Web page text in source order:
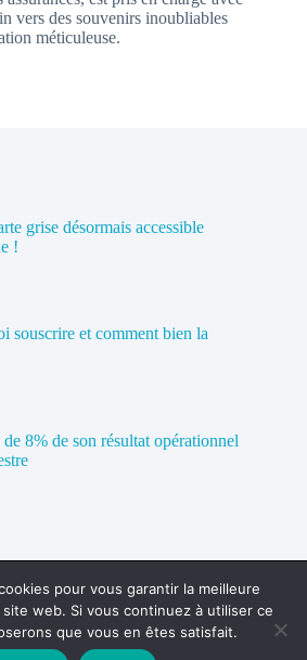
vers des souvenirs inoubliables
méticuleuse.
grise désormais accessible
!
souscrire et comment bien la
8% de son résultat opérationnel
Contact
pour vous garantir la meilleure
web. Si vous continuez à utiliser ce
que vous en êtes satisfait.